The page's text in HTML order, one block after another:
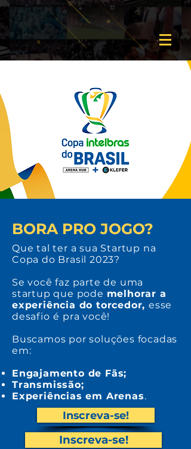
BORA PRO JOGO?
Que tal ter a sua Startup na
Copa do Brasil 2023?
Se você faz parte de uma
startup que pode melhorar a
experiência do torcedor,esse
desafio é pra você!
Buscamos por soluções focadas
em:
Engajamento de Fãs;
Transmissão;
Experiências em Arenas.
Inscreva-se!
Inscreva-se!